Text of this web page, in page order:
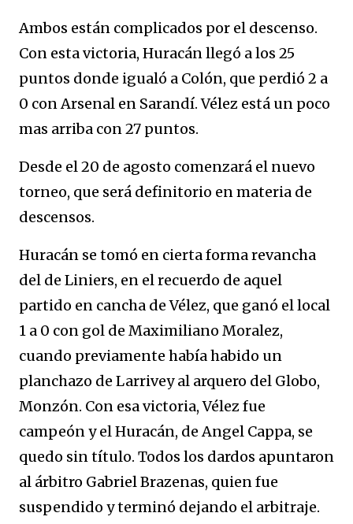
Ambos están complicados por el descenso.
Con esta victoria, Huracán llegó a los 25
puntos donde igualó a Colón, que perdió 2 a
0 con Arsenal en Sarandí. Vélez está un poco
mas arriba con 27 puntos.
Desde el 20 de agosto comenzará el nuevo
torneo, que será definitorio en materia de
descensos.
Huracán se tomó en cierta forma revancha
del de Liniers, en el recuerdo de aquel
partido en cancha de Vélez, que ganó el local
1 a 0 con gol de Maximiliano Moralez,
cuando previamente había habido un
planchazo de Larrivey al arquero del Globo,
Monzón. Con esa victoria, Vélez fue
campeón y el Huracán, de Angel Cappa, se
quedo sin título. Todos los dardos apuntaron
al árbitro Gabriel Brazenas, quien fue
suspendido y terminó dejando el arbitraje.